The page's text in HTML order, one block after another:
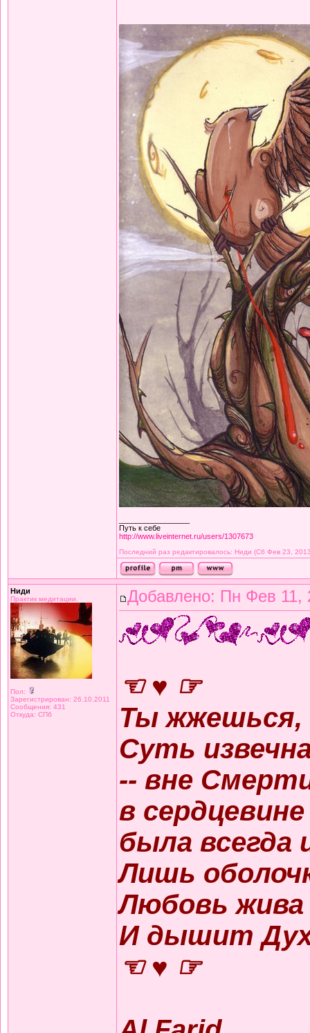
Путь к себе
http://www.liveinternet.ru/users/1307673
Последний раз редактировалось: Ниди (Сб Фев 23,
Ниди
Практик медитации.
Пол:
Зарегистрирован: 26.10.2011
Сообщения: 431
Откуда: СПб
Добавлено: Пн Фев 11,
☜ ♥ ☞
Ты жжешься,
Суть
-- вне
в
была всегда
Лишь
Любовь жива
И дышит
☜ ♥ ☞